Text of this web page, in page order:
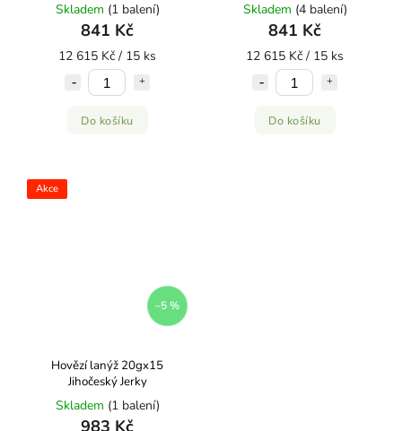
Skladem (1 balení)
841 Kč
12 615 Kč / 15 ks
Do košíku
Skladem (4 balení)
841 Kč
12 615 Kč / 15 ks
Do košíku
Akce
–5 %
Hovězí lanýž 20gx15
Jihočeský Jerky
Skladem (1 balení)
983 Kč